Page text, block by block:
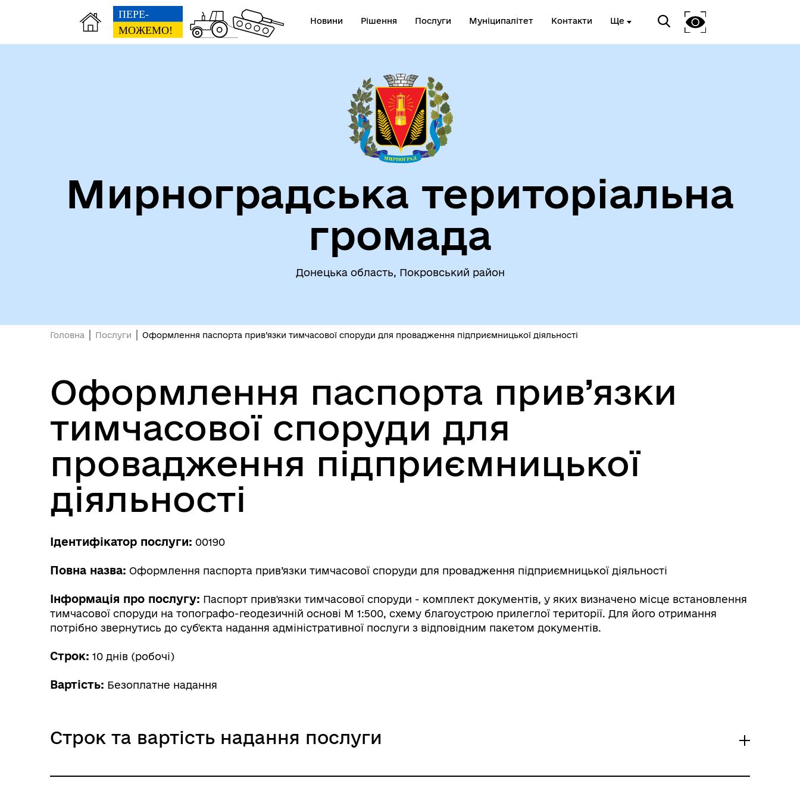
Новини Рішення Послуги Муніципалітет Контакти Ще
Стратегія розвитку громади
СТАТУТ МИРНОГРАДСЬКОЇ
МІСЬКОЇ ТЕРИТОРІАЛЬНОЇ
ГРОМАДИ
Фінанси
Мирноградська територіальна
громада
Донецька область, Покровський район
Головна Послуги Оформлення паспорта прив’язки тимчасової споруди для провадження підприємницької діяльності
Оформлення паспорта прив’язки
тимчасової споруди для
провадження підприємницької
діяльності
Ідентифікатор послуги: 00190
Повна назва: Оформлення паспорта прив’язки тимчасової споруди для провадження підприємницької діяльності
Інформація про послугу: Паспорт прив'язки тимчасової споруди - комплект документів, у яких визначено місце встановлення
тимчасової споруди на топографо-геодезичній основі М 1:500, схему благоустрою прилеглої території. Для його отримання
потрібно звернутись до суб'єкта надання адміністративної послуги з відповідним пакетом документів.
Строк: 10 днів (робочі)
Вартість: Безоплатне надання
Строк та вартість надання послуги